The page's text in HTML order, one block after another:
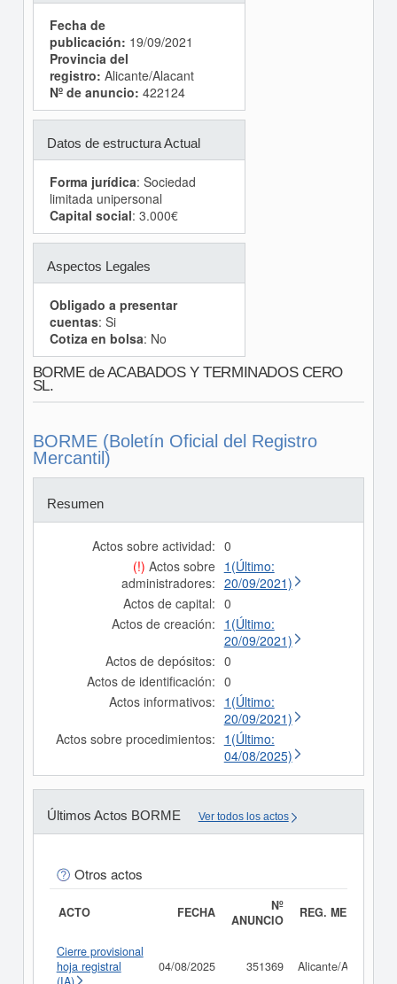
Fecha de
publicación: 19/09/2021
Provincia del
registro: Alicante/Alacant
Nº de anuncio: 422124
Datos de estructura Actual
Forma jurídica: Sociedad
limitada unipersonal
Capital social: 3.000€
Aspectos Legales
Obligado a presentar
cuentas: Si
Cotiza en bolsa: No
BORME de ACABADOS Y TERMINADOS CERO
SL.
BORME (Boletín Oficial del Registro
Mercantil)
Resumen
Actos sobre actividad: 0
(!) Actos sobre
administradores:
1(Último:
20/09/2021)
Actos de capital: 0
Actos de creación: 1(Último:
20/09/2021)
Actos de depósitos: 0
Actos de identificación: 0
Actos informativos: 1(Último:
20/09/2021)
Actos sobre procedimientos: 1(Último:
04/08/2025)
Últimos Actos BORME Ver todos los actos
Otros actos
ACTO FECHA
Nº
ANUNCIO
REG. MERC.
Cierre provisional
hoja registral
04/08/2025 351369 Alicante/Alacant